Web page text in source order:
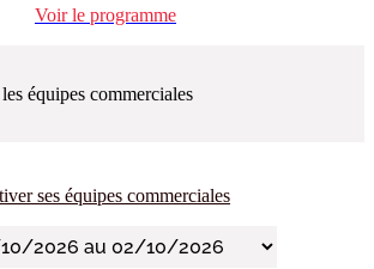
Voir le programme
équipes commerciales
ses équipes commerciales